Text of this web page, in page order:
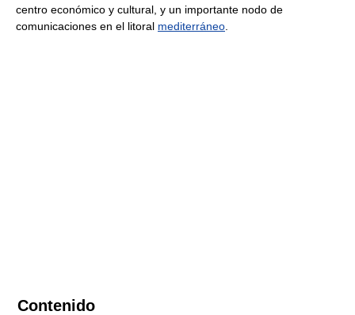
centro económico y cultural, y un importante nodo de
comunicaciones en el litoral mediterráneo
Contenido